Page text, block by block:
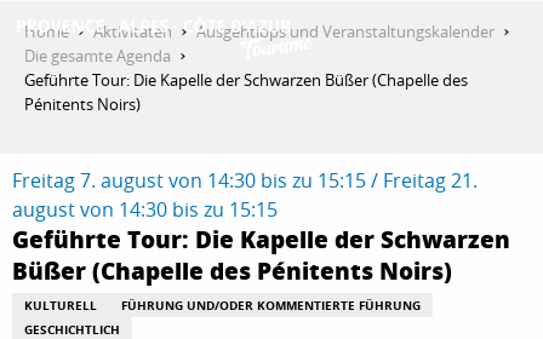
contenu
principal
ENTDECKEN
AKTIVITÄTEN
AUFENTHALT
Home Aktivitäten
Ausgehtipps und Veranstaltungskalender
Die gesamte Agenda
Geführte Tour: Die Kapelle der Schwarzen Büßer (Chapelle des
Pénitents Noirs)
Freitag 7. august von 14:30 bis zu 15:15 / Freitag 21.
august von 14:30 bis zu 15:15
Geführte Tour: Die Kapelle der Schwarzen
Büßer (Chapelle des Pénitents Noirs)
KULTURELL
FÜHRUNG UND/ODER KOMMENTIERTE FÜHRUNG
GESCHICHTLICH